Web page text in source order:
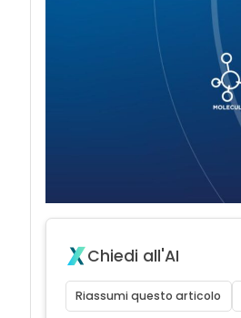
Chiedi all'AI
Riassumi questo articolo